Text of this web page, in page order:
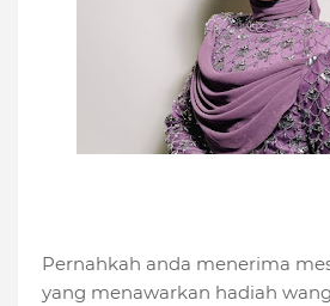
Pernahkah anda menerima
yang menawarkan hadiah